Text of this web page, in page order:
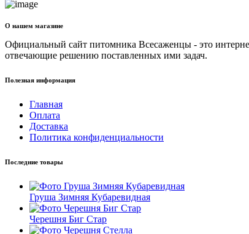
О нашем магазине
Официальный сайт питомника Всесаженцы - это
отвечающие решению поставленных ими задач.
Полезная информация
Главная
Оплата
Доставка
Политика конфиденциальности
Последние товары
Груша Зимняя Кубаревидная
Черешня Биг Стар